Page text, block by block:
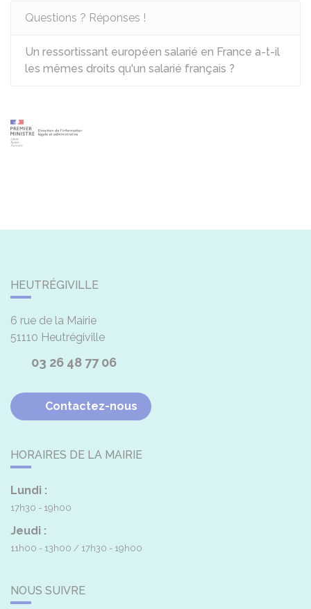
Questions ? Réponses !
Un ressortissant européen salarié en France a-t-il
les mêmes droits qu'un salarié français ?
HEUTRÉGIVILLE
6 rue de la Mairie
51110 Heutrégiville
03 26 48 77 06
Contactez-nous
HORAIRES DE LA MAIRIE
Lundi :
17h30 - 19h00
Jeudi :
11h00 - 13h00 17h30 - 19h00
NOUS SUIVRE